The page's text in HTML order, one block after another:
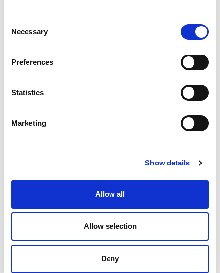
Selection
Necessary
Preferences
Statistics
Marketing
Show details
Allow all
Allow selection
Deny
Al. Piłsudskiego 16, Olsztyn, 10-001
Godziny otwarcia
Wtorek
8:00 - 17:15
Czwartek
8:00 - 17:00